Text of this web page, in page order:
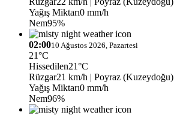
Yağış Miktarı0 mm/h
Nem95%
02:0010 Ağustos 2026, Pazartesi
21°C
Hissedilen21°C
Rüzgar21 km/h | Poyraz (Kuzeydoğu)
Yağış Miktarı0 mm/h
Nem96%